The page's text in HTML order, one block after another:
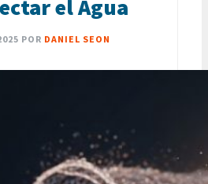
el Agua
POR DANIEL SEON